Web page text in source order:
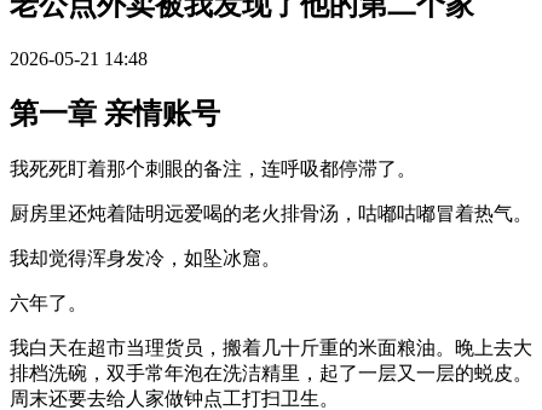
2026-05-21 14:48
第一章 亲情账号
我死死盯着那个刺眼的备注，连呼吸都停滞了。
厨房里还炖着陆明远爱喝的老火排骨汤，咕嘟咕嘟冒着热气。
我却觉得浑身发冷，如坠冰窟。
六年了。
我白天在超市当理货员，搬着几十斤重的米面粮油。晚上去大
排档洗碗，双手常年泡在洗洁精里，起了一层又一层的蜕皮。
周末还要去给人家做钟点工打扫卫生。